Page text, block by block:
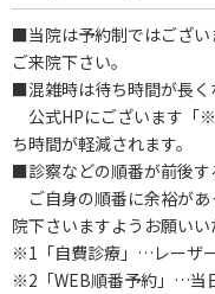
■当院は予約制ではござ
ご来院下さい。
■混雑時は待ち時間が長く
公式HPにございます「
ち時間が軽減されます。
■診察などの順番が前後す
ご自身の順番に余裕があ
院下さいますようお願いい
※1「自費診療」…レーザ
※2「WEB順番予約」…当